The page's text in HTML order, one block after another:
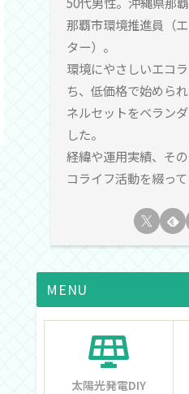
那覇市環境推進員（
ター）。
環境にやさしいエコ
ち、低価格で始めら
ネルセットをベラン
した。
経緯や運用実績、そ
コライフ活動を綴って
MENU
太陽光発電DIY